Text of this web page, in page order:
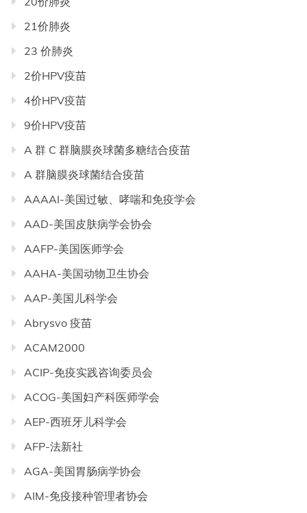
21价肺炎
23 价肺炎
2价HPV疫苗
4价HPV疫苗
9价HPV疫苗
A 群 C 群脑膜炎球菌多糖结合疫苗
A 群脑膜炎球菌结合疫苗
AAAAI-美国过敏、哮喘和免疫学会
AAD-美国皮肤病学会协会
AAFP-美国医师学会
AAHA-美国动物卫生协会
AAP-美国儿科学会
Abrysvo 疫苗
ACAM2000
ACIP-免疫实践咨询委员会
ACOG-美国妇产科医师学会
AEP-西班牙儿科学会
AFP-法新社
AGA-美国胃肠病学协会
AIM-免疫接种管理者协会